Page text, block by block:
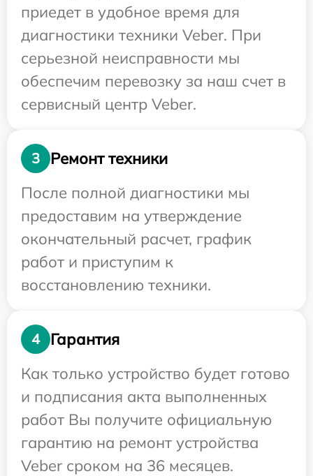
приедет в удобное время для
диагностики техники Veber. При
серьезной неисправности мы
обеспечим перевозку за наш счет в
сервисный центр Veber.
3
Ремонт техники
После полной диагностики мы
предоставим на утверждение
окончательный расчет, график
работ и приступим к
восстановлению техники.
4
Гарантия
Как только устройство будет готово
и подписания акта выполненных
работ Вы получите официальную
гарантию на ремонт устройства
Veber сроком на 36 месяцев.